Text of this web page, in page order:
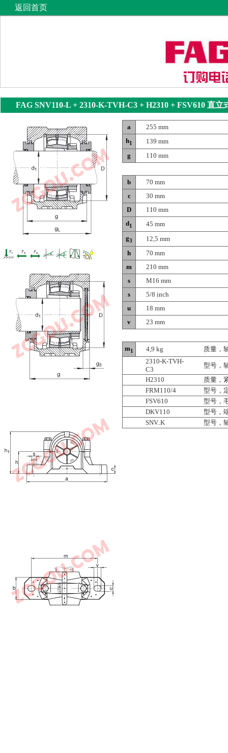
返回首页
FAG SNV110-L + 2310-K-TVH-C3 + H2310 + FSV610 直立
a
255 mm
h1
139 mm
g
110 mm
b
70 mm
c
30 mm
D
110 mm
d1
45 mm
g3
12,5 mm
h
70 mm
m
210 mm
s
M16 mm
s
5/8 inch
u
18 mm
v
23 mm
m1 4,9 kg
质量，
2310-K-TVH-
C3
型号，
H2310
质量，
FRM110/4
型号，
FSV610
型号，
DKV110
型号，
SNV..K
型号，